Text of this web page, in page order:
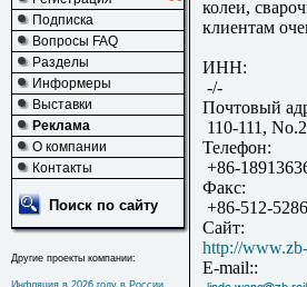
Подписка
Вопросы FAQ
Разделы
Информеры
Выставки
Реклама
О компании
Контакты
Поиск по сайту
Другие проекты компании:
Инфляция в 2026 году в России
колеи,
клиентам
ИНН:
-/-
Почтовый
110-111,
Телефон:
+86-
Факс:
+86-512-
Сайт:
http://
E-mail::